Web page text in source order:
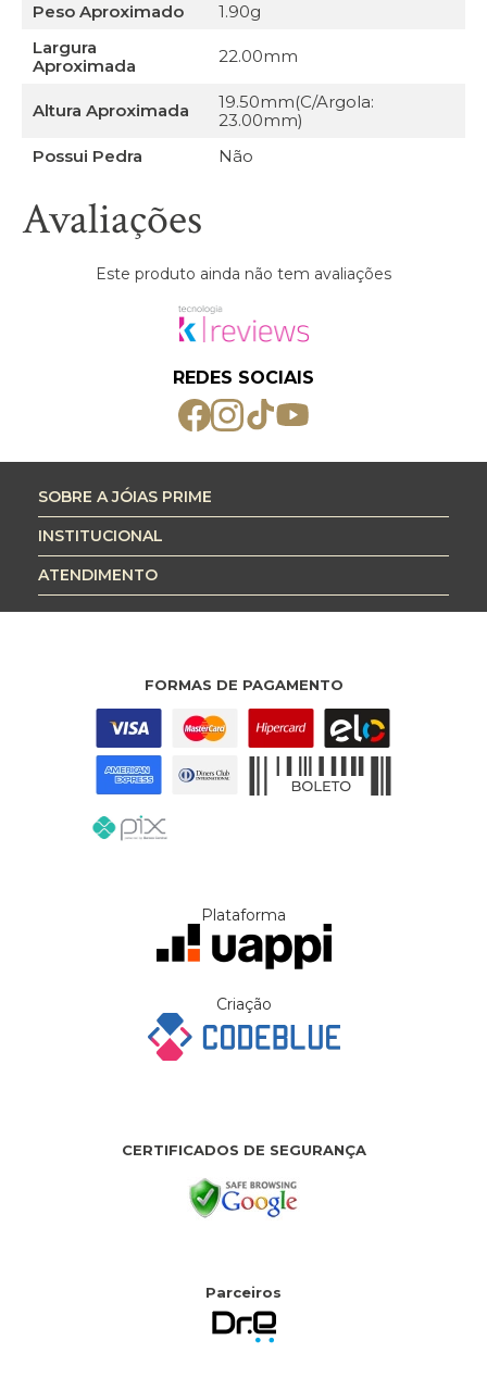
Peso Aproximado
1.90g
Largura
Aproximada
22.00mm
Altura Aproximada
19.50mm(C/Argola:
23.00mm)
Possui Pedra
Não
Avaliações
Este produto ainda não tem avaliações
REDES SOCIAIS
SOBRE A JÓIAS PRIME
INSTITUCIONAL
ATENDIMENTO
FORMAS DE PAGAMENTO
Plataforma
Criação
CERTIFICADOS DE SEGURANÇA
Parceiros